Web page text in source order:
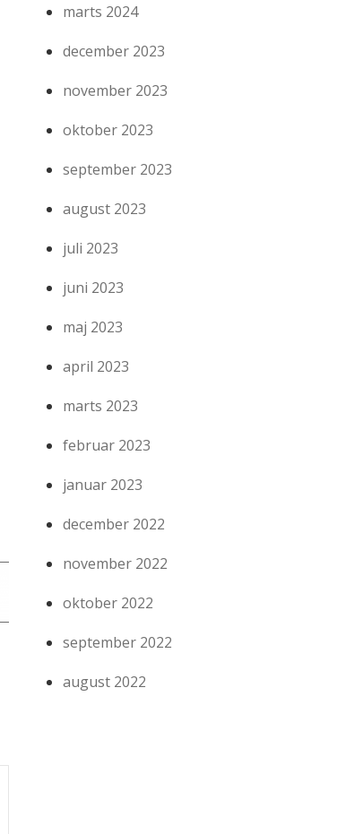
marts 2024
december 2023
november 2023
oktober 2023
september 2023
august 2023
juli 2023
juni 2023
maj 2023
april 2023
marts 2023
februar 2023
januar 2023
december 2022
november 2022
oktober 2022
september 2022
august 2022